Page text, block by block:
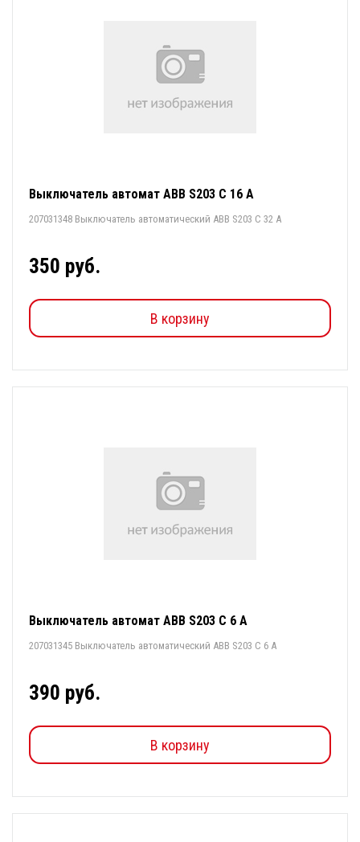
Выключатель автомат ABB S203 С 16 А
207031348 Выключатель автоматический ABB S203 С 32 А
350 руб.
В корзину
Выключатель автомат ABB S203 С 6 А
207031345 Выключатель автоматический ABB S203 С 6 А
390 руб.
В корзину